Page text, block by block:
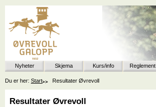
Nyheter Skjema Kurs/info Reglement
Du er her: Start Resultater Øvrevoll
Resultater Øvrevoll